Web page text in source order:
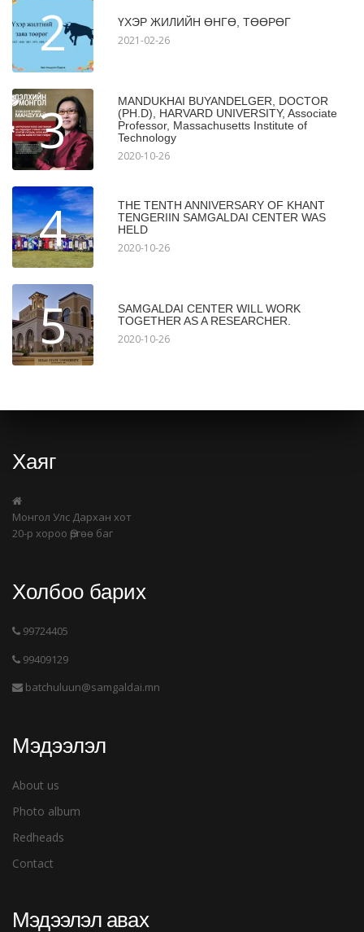
2 ҮХЭР ЖИЛИЙН ӨНГӨ, ТӨӨРӨГ
2021-02-26
3
MANDUKHAI BUYANDELGER, DOCTOR
(PH.D), HARVARD UNIVERSITY, Associate
Professor, Massachusetts Institute of
Technology
2020-10-26
4
THE TENTH ANNIVERSARY OF KHANT
TENGERIIN SAMGALDAI CENTER WAS
HELD
2020-10-26
5
SAMGALDAI CENTER WILL WORK
TOGETHER AS A RESEARCHER.
2020-10-26
Хаяг
Монгол Улс Дархан хот
20-р хороо Өргөө баг
Холбоо барих
99724405
99409129
batchuluun@samgaldai.mn
Мэдээлэл
About us
Photo album
Redheads
Contact
Мэдээлэл авах